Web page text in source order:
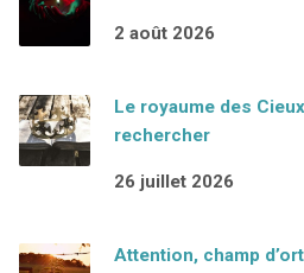
2 août 2026
Le royaume des
rechercher
26 juillet 2026
Attention, champ